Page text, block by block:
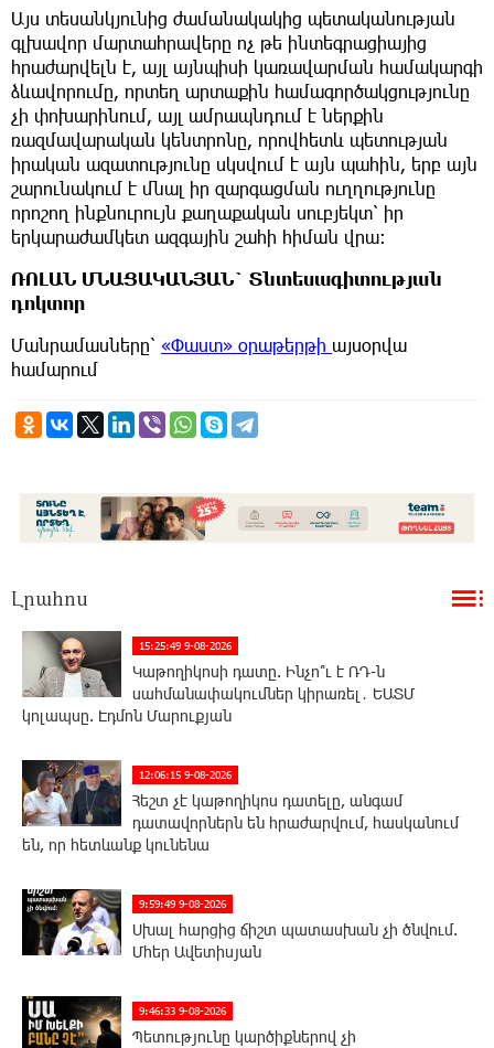
Այս տեսանկյունից ժամանակակից պետականության
գլխավոր մարտահրավերը ոչ թե ինտեգրացիայից
հրաժարվելն է, այլ այնպիսի կառավարման համակարգի
ձևավորումը, որտեղ արտաքին համագործակցությունը
չի փոխարինում, այլ ամրապնդում է ներքին
ռազմավարական կենտրոնը, որովհետև պետության
իրական ազատությունը սկսվում է այն պահին, երբ այն
շարունակում է մնալ իր զարգացման ուղղությունը
որոշող ինքնուրույն քաղաքական սուբյեկտ՝ իր
երկարաժամկետ ազգային շահի հիման վրա։
ՌՈԼԱՆ ՄՆԱՑԱԿԱՆՅԱՆ` Տնտեսագիտության
դոկտոր
Մանրամասները՝ «Փաստ» օրաթերթի այսօրվա
համարում
Լրահոս
15:25:49 9-08-2026
Կաթողիկոսի դատը. Ինչո՞ւ է ՌԴ-ն
սահմանափակումներ կիրառել․ ԵԱՏՄ
կոլապսը. Էդմոն Մարուքյան
12:06:15 9-08-2026
Հեշտ չէ կաթողիկոս դատելը, անգամ
դատավորներն են հրաժարվում, հասկանում
են, որ հետևանք կունենա
9:59:49 9-08-2026
Սխալ հարցից ճիշտ պատասխան չի ծնվում.
Մհեր Ավետիսյան
9:46:33 9-08-2026
Պետությունը կարծիքներով չի